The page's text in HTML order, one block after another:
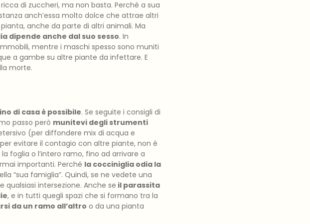
di zuccheri, ma non basta. Perché a sua
anch’essa molto dolce che attrae altri
anche da parte di altri animali. Ma
dipende anche dal suo sesso. In
mentre i maschi spesso sono muniti
a gambe su altre piante da infettare. E
morte.
di casa è possibile. Se seguite i consigli di
passo però munitevi degli strumenti
(per diffondere mix di acqua e
evitare il contagio con altre piante, non è
foglia o l’intero ramo, fino ad arrivare a
importanti. Perché la cocciniglia odia la
“sua famiglia”. Quindi, se ne vedete una
intersezione. Anche se il parassita
, e in tutti quegli spazi che si formano tra la
da un ramo all’altro o da una pianta